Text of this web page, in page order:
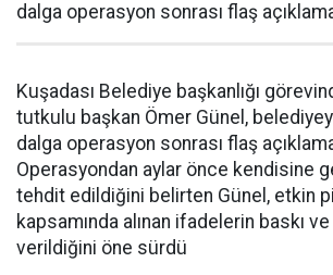
dalga operasyon sonrası flaş
Kuşadası Belediye başkanlığı
tutkulu başkan Ömer Günel,
dalga operasyon sonrası flaş
Operasyondan aylar önce kendisine
tehdit edildiğini belirten Günel, etkin
kapsamında alınan ifadelerin baskı
verildiğini öne sürdü